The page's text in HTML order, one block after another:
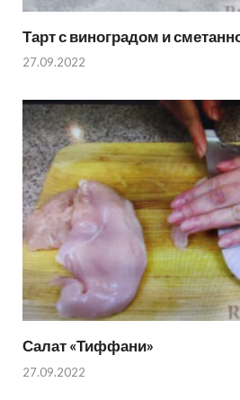
Тарт с виноградом и
27.09.2022
Салат «Тиффани»
27.09.2022